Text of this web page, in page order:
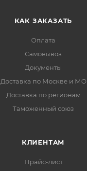
КАК ЗАКАЗАТЬ
Оплата
Самовывоз
Документы
Доставка по Москве и МО
Доставка по регионам
Таможенный союз
КЛИЕНТАМ
Прайс-лист